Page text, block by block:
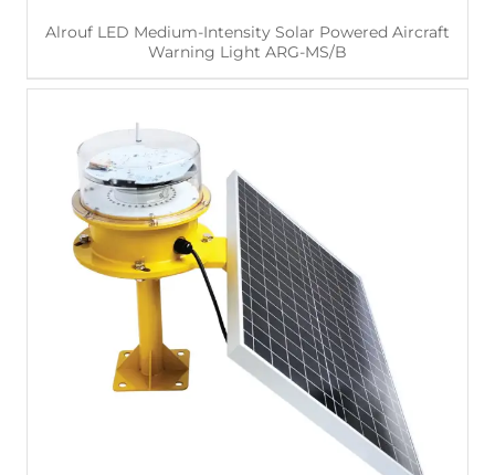
Alrouf LED Medium-Intensity Solar Powered Aircraft
Warning Light ARG-MS/B
اقرأ أكثر